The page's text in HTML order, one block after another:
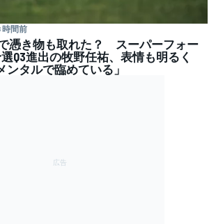
時間前
憑き物も取れた？ スーパーフォー
Q3進出の牧野任祐、表情も明るく
ンタルで臨めている」